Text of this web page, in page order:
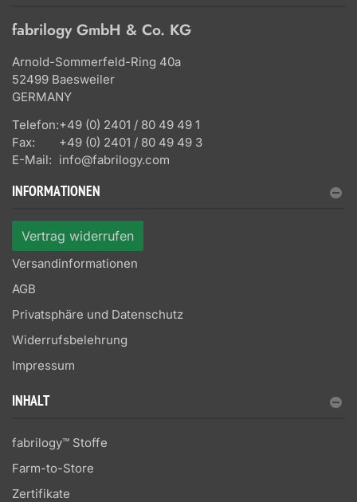
fabrilogy GmbH & Co. KG
Arnold-Sommerfeld-Ring 40a
52499 Baesweiler
GERMANY
Telefon:+49 (0) 2401 / 80 49 49 1
Fax:
+49 (0) 2401 / 80 49 49 3
E-Mail: info@fabrilogy.com
INFORMATIONEN
Vertrag widerrufen
Versandinformationen
AGB
Privatsphäre und Datenschutz
Widerrufsbelehrung
Impressum
INHALT
fabrilogy™ Stoffe
Farm-to-Store
Zertifikate